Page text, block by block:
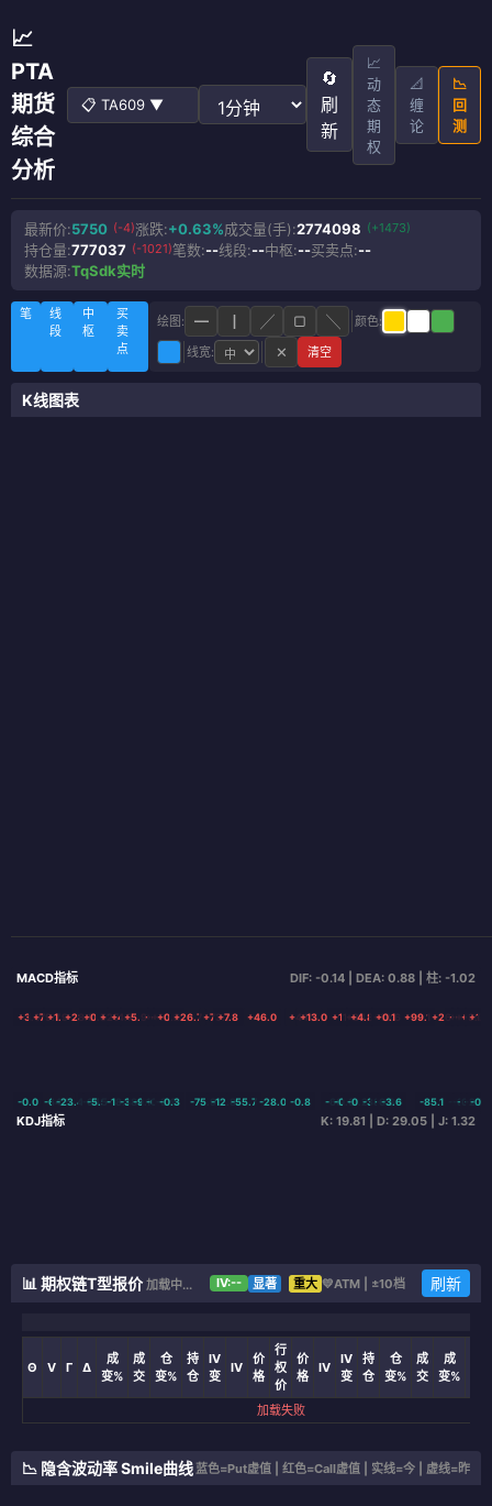
📈
PTA
期货
综合
分析
📋 TA609 ▼
🔄
刷
新
📈
动
态
期
权
📐
缠
论
📉
回
测
最新价:5750 (-4)涨跌:+0.63%成交量(手):2774098 (+1473)
持仓量:777037 (-1021)笔数:--线段:--中枢:--买卖点:--
数据源:TqSdk实时
笔
线
段
中
枢
买
卖
点
绘图: ━ ┃ ╱ ▢ ╲
颜色:
线宽:
✕ 清空
K线图表
MACD指标 DIF: -0.14 | DEA: 0.88 | 柱: -1.02
+3.0
-0.0
+79.7
-64.5
+1.9
-23.4
+28.9
-64.7
+0.5
-5.5
+25.4
-18.6
+4.7
-38.6
+5.9
-9.1
+49.3
-0.1
+10.1
-3.9
+0.2
-0.3
+26.7
-75.9
+73.7
-12.8
+7.8
-55.7
+46.0
-28.0
+44.5
-0.8
+13.0
-66.7
+11.0
-0.6
+24.4
-0.2
+4.8
-38.7
+19.6
-0.3
+0.1
-3.6
+99.1
-85.1
+26.0
-22.4
+0.3
-3.0
+0.5
-0.2
+3.3
-2.7
+1.7
-0.1
KDJ指标 K: 19.81 | D: 29.05 | J: 1.32
📊 期权链T型报价 加载中... IV:-- 显著 重大 💛ATM | ±10档 刷新
Θ V Γ Δ
成
变%
成
交
仓
变%
持
仓
IV
变
IV
价
格
行
权
价
价
格
IV
IV
变
持
仓
仓
变%
成
交
成
变%
加载失败
📉 隐含波动率 Smile曲线蓝色=Put虚值 | 红色=Call虚值 | 实线=今 | 虚线=昨